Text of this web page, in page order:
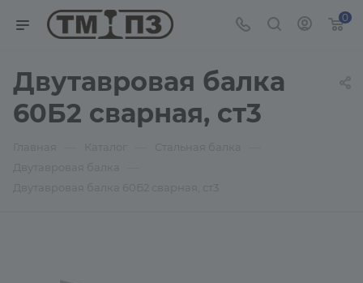
0
Двутавровая балка
60Б2 сварная, ст3